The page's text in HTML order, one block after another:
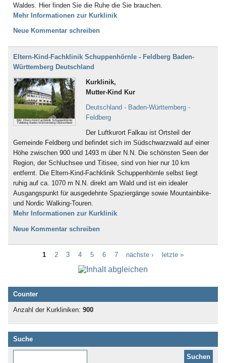
Waldes. Hier finden Sie die Ruhe die Sie brauchen.
Mehr Informationen zur Kurklinik
Neue Kommentar schreiben
Eltern-Kind-Fachklinik Schuppenhörnle - Feldberg Baden-
Württemberg Deutschland
Bild: Eltern-Kind-Fachklinik Schuppenhörnle
Feldberg Baden-Württemberg Deutschland
Kurklinik,
Mutter-Kind Kur
Deutschland - Baden-Württemberg -
Feldberg
Der Luftkurort Falkau ist Ortsteil der
Gemeinde Feldberg und befindet sich im Südschwarzwald auf einer
Höhe zwischen 900 und 1493 m über N.N. Die schönsten Seen der
Region, der Schluchsee und Titisee, sind von hier nur 10 km
entfernt. Die Eltern-Kind-Fachklinik Schuppenhörnle selbst liegt
ruhig auf ca. 1070 m N.N. direkt am Wald und ist ein idealer
Ausgangspunkt für ausgedehnte Spaziergänge sowie Mountainbike-
und Nordic Walking-Touren.
Mehr Informationen zur Kurklinik
Neue Kommentar schreiben
1 2 3 4 5 6 7 nächste › letzte »
Counter
Anzahl der Kurkliniken: 900
Suche